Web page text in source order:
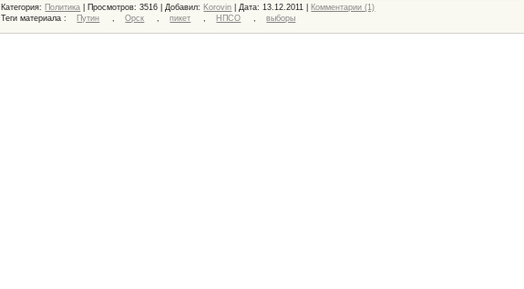
Категория: Политика | Просмотров: 3516 | Добавил: Korovin | Дата:13.12.2011
Комментарии (1)
Теги материала :
Путин Орск пикет НПСО выборы